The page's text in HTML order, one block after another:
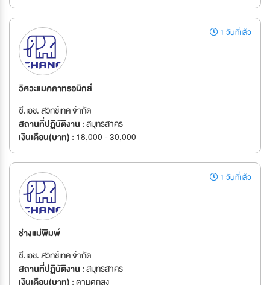
1 วันที่แล้ว
วิศวะแมคคาทรอนิกส์
ซี.เอช. สวิทช์เทค จำกัด
สถานที่ปฏิบัติงาน :สมุทรสาคร
เงินเดือน(บาท) : 18,000 - 30,000
1 วันที่แล้ว
ช่างแม่พิมพ์
ซี.เอช. สวิทช์เทค จำกัด
สถานที่ปฏิบัติงาน :สมุทรสาคร
เงินเดือน(บาท) :ตามตกลง